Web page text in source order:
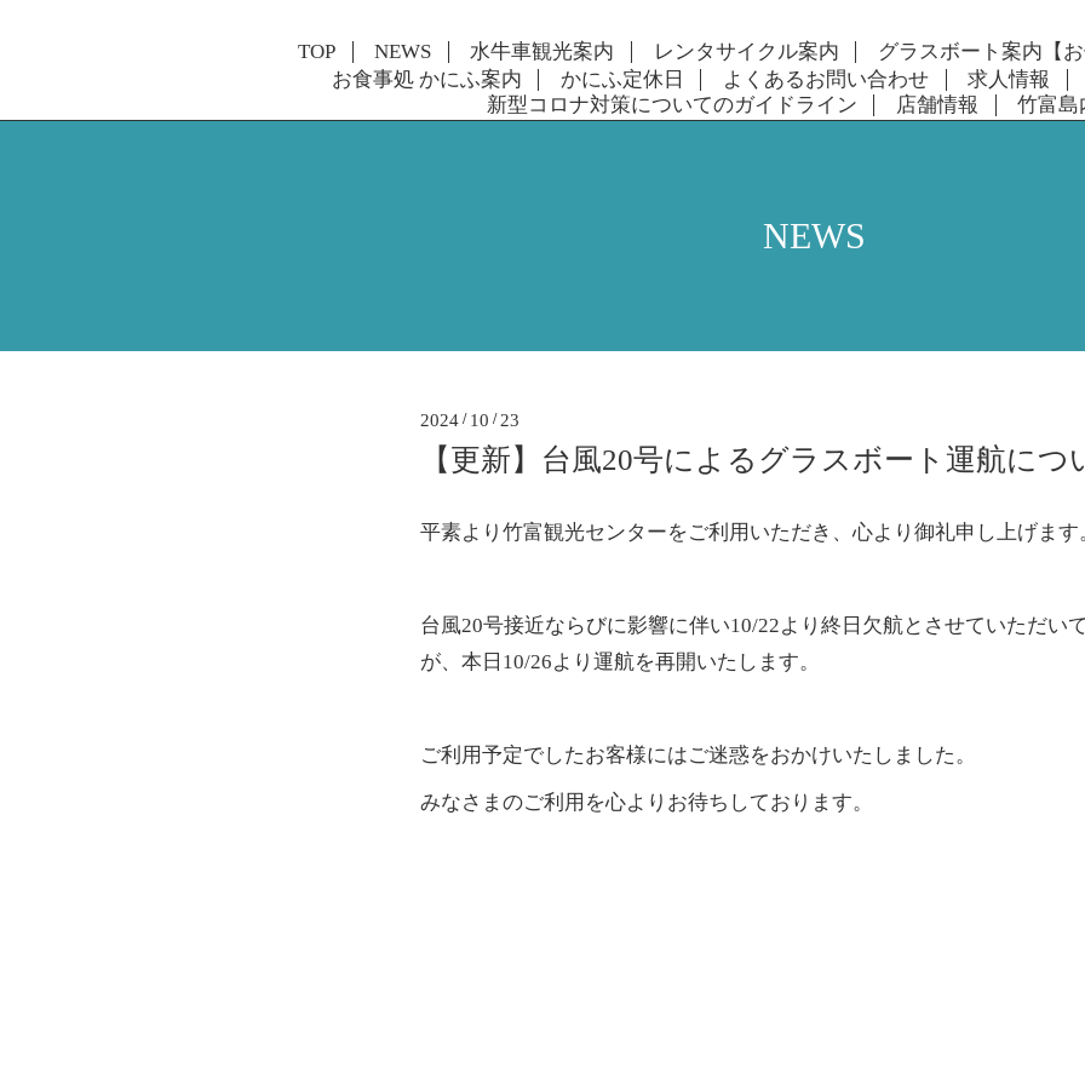
TOP NEWS 水牛車観光案内 レンタサイクル案内 グラスボート案内【お
お食事処 かにふ案内
かにふ定休日 よくあるお問い合わせ 求人情報
新型コロナ対策についてのガイドライン
店舗情報 竹富島
NEWS
2024 / 10 / 23
【更新】台風20号によるグラスボート運航につ
平素より竹富観光センターをご利用いただき、心より御礼申し上げます
台風20号接近ならびに影響に伴い10/22より終日欠航と させていただい
が、本日10/26より運航を再開いたします。
ご利用予定でしたお客様にはご迷惑をおかけいたしました。
みなさまのご利用を心よりお待ちしております。